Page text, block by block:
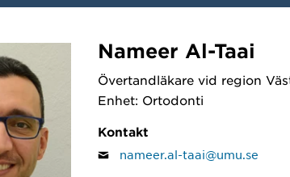
Nameer Al-Taai
Övertandläkare vid region
Enhet: Ortodonti
Kontakt
nameer.al-taai@umu.se